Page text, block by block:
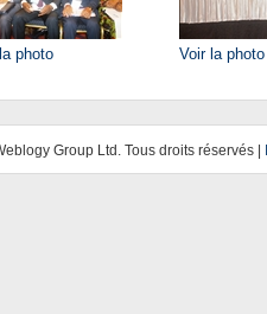
photo Voir la photo
Group Ltd. Tous droits réservés |